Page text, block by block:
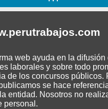
.com
web ayuda en la difusión
laborales y sobre todo
de los concursos públicos.
se hace
entidad. Nosotros no
personal.